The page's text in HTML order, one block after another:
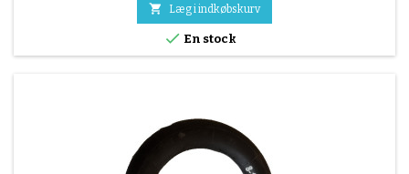
 Læg i indkøbskurv
 En stock